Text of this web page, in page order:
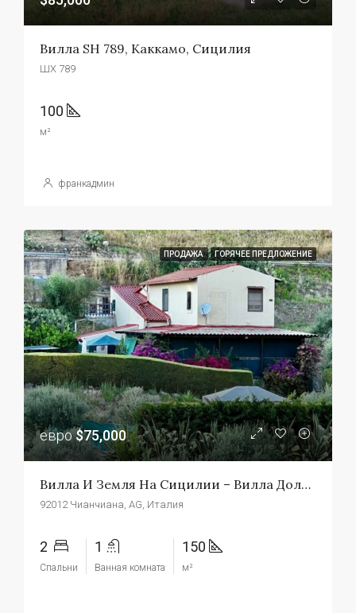
Вилла SH 789, Каккамо, Сицилия
ШХ 789
100
м²
франкадмин
ПРОДАЖА ГОРЯЧЕЕ ПРЕДЛОЖЕНИЕ
евро$75,000
Вилла И Земля На Сицилии – Вилла Дольче
92012 Чианчиана, AG, Италия
2
Спальни
1
Ванная комната
150
м²